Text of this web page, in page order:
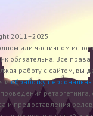
2011–2025
или частичном
обязательна. Все
работу с сайтом, вы
иобработку
и предоставления